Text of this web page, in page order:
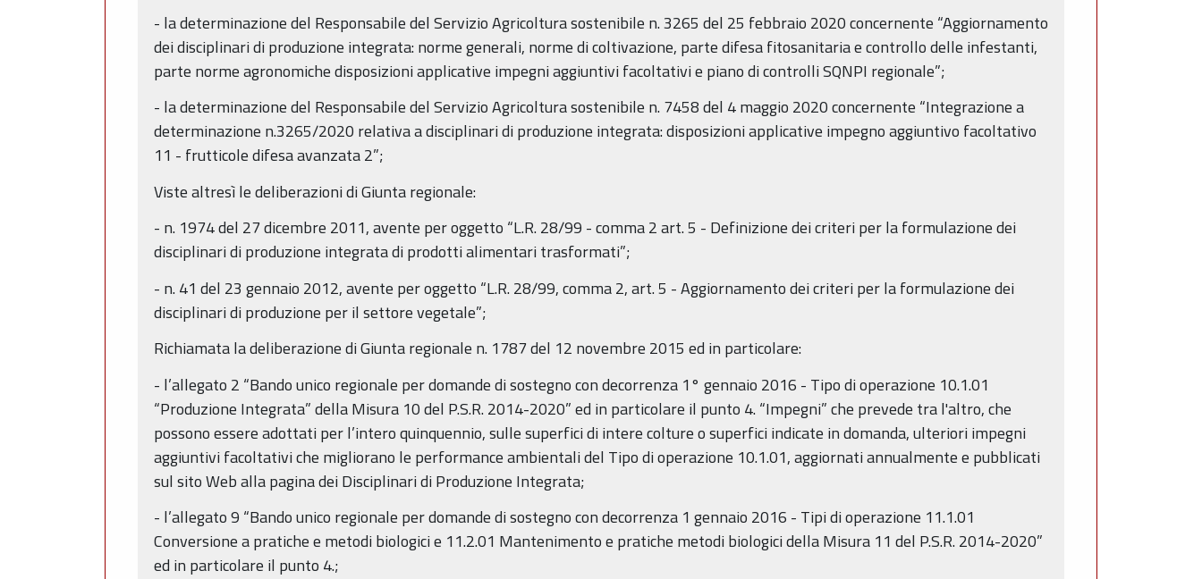
- la determinazione del Responsabile del Servizio Agricoltura sostenibile n. 3265 del 25 febbraio 2020 concernente “Aggiornamento
dei disciplinari di produzione integrata: norme generali, norme di coltivazione, parte difesa fitosanitaria e controllo delle infestanti,
parte norme agronomiche disposizioni applicative impegni aggiuntivi facoltativi e piano di controlli SQNPI regionale”;
- la determinazione del Responsabile del Servizio Agricoltura sostenibile n. 7458 del 4 maggio 2020 concernente “Integrazione a
determinazione n.3265/2020 relativa a disciplinari di produzione integrata: disposizioni applicative impegno aggiuntivo facoltativo
11 - frutticole difesa avanzata 2”;
Viste altresì le deliberazioni di Giunta regionale:
- n. 1974 del 27 dicembre 2011, avente per oggetto “L.R. 28/99 - comma 2 art. 5 - Definizione dei criteri per la formulazione dei
disciplinari di produzione integrata di prodotti alimentari trasformati”;
- n. 41 del 23 gennaio 2012, avente per oggetto “L.R. 28/99, comma 2, art. 5 - Aggiornamento dei criteri per la formulazione dei
disciplinari di produzione per il settore vegetale”;
Richiamata la deliberazione di Giunta regionale n. 1787 del 12 novembre 2015 ed in particolare:
- l’allegato 2 “Bando unico regionale per domande di sostegno con decorrenza 1° gennaio 2016 - Tipo di operazione 10.1.01
“Produzione Integrata” della Misura 10 del P.S.R. 2014-2020” ed in particolare il punto 4. “Impegni” che prevede tra l'altro, che
possono essere adottati per l’intero quinquennio, sulle superfici di intere colture o superfici indicate in domanda, ulteriori impegni
aggiuntivi facoltativi che migliorano le performance ambientali del Tipo di operazione 10.1.01, aggiornati annualmente e pubblicati
sul sito Web alla pagina dei Disciplinari di Produzione Integrata;
- l’allegato 9 “Bando unico regionale per domande di sostegno con decorrenza 1 gennaio 2016 - Tipi di operazione 11.1.01
Conversione a pratiche e metodi biologici e 11.2.01 Mantenimento e pratiche metodi biologici della Misura 11 del P.S.R. 2014-2020”
ed in particolare il punto 4.;